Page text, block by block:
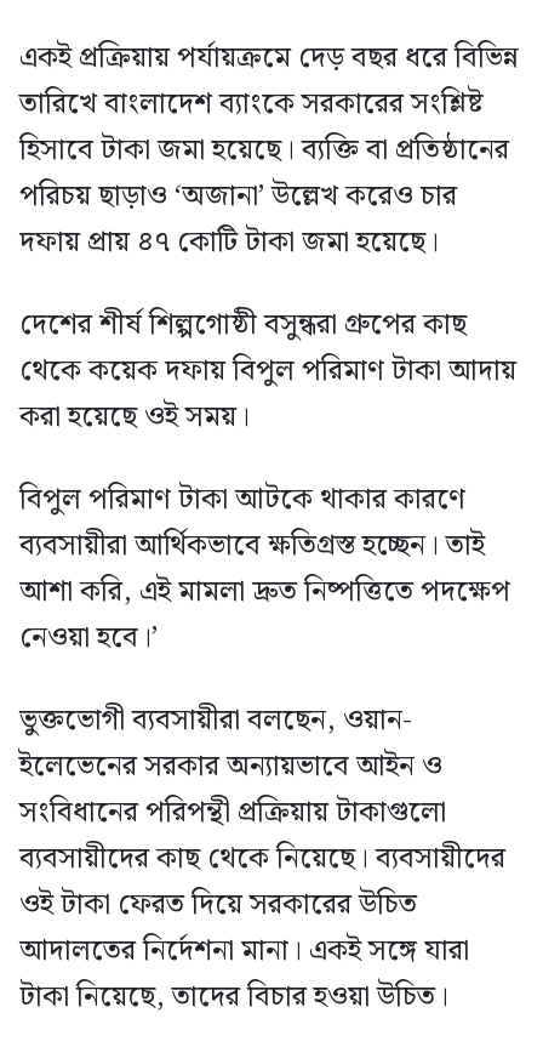
একই প্রক্রিয়ায় পর্যায়ক্রমে দেড় বছর ধরে বিভিন্ন
তারিখে বাংলাদেশ ব্যাংকে সরকারের সংশ্লিষ্ট
হিসাবে টাকা জমা হয়েছে। ব্যক্তি বা প্রতিষ্ঠানের
পরিচয় ছাড়াও ‘অজানা’ উল্লেখ করেও চার
দফায় প্রায় ৪৭ কোটি টাকা জমা হয়েছে।
দেশের শীর্ষ শিল্পগোষ্ঠী বসুন্ধরা গ্রুপের কাছ
থেকে কয়েক দফায় বিপুল পরিমাণ টাকা আদায়
করা হয়েছে ওই সময়।
বিপুল পরিমাণ টাকা আটকে থাকার কারণে
ব্যবসায়ীরা আর্থিকভাবে ক্ষতিগ্রস্ত হচ্ছেন। তাই
আশা করি, এই মামলা দ্রুত নিষ্পত্তিতে পদক্ষেপ
নেওয়া হবে।’
ভুক্তভোগী ব্যবসায়ীরা বলছেন, ওয়ান-
ইলেভেনের সরকার অন্যায়ভাবে আইন ও
সংবিধানের পরিপন্থী প্রক্রিয়ায় টাকাগুলো
ব্যবসায়ীদের কাছ থেকে নিয়েছে। ব্যবসায়ীদের
ওই টাকা ফেরত দিয়ে সরকারের উচিত
আদালতের নির্দেশনা মানা। একই সঙ্গে যারা
টাকা নিয়েছে, তাদের বিচার হওয়া উচিত।